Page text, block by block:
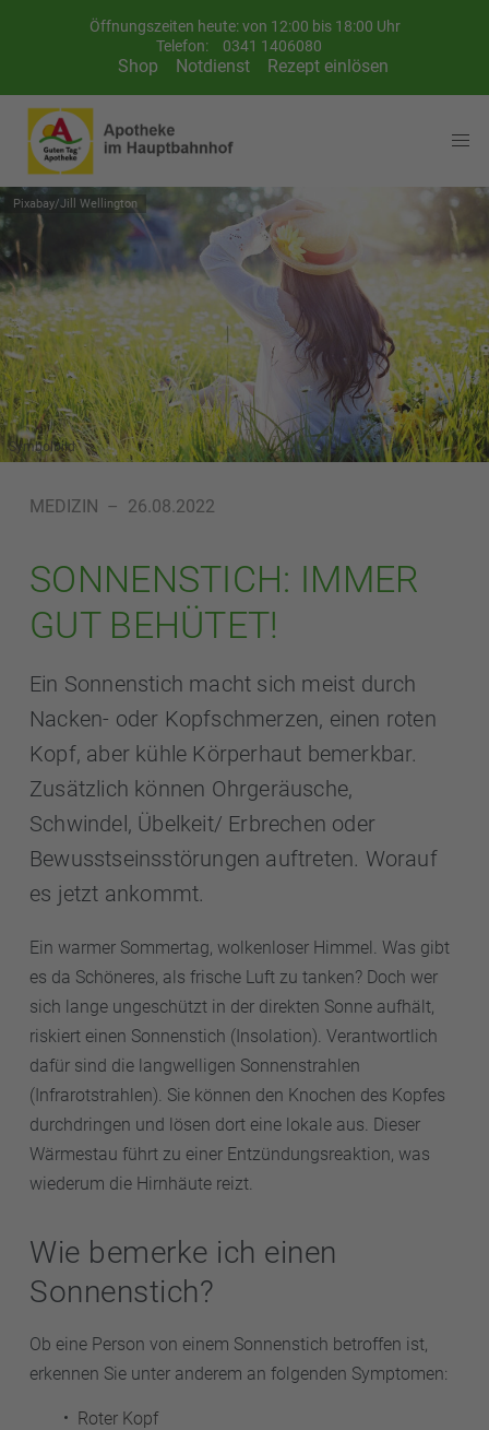
Öffnungszeiten heute: von 12:00 bis 18:00 Uhr
Telefon:
0341 1406080
Shop Notdienst Rezept einlösen
Pixabay/Jill Wellington
Symbolbild
MEDIZIN – 26.08.2022
SONNENSTICH: IMMER
GUT BEHÜTET!
Ein Sonnenstich macht sich meist durch
Nacken- oder Kopfschmerzen, einen roten
Kopf, aber kühle Körperhaut bemerkbar.
Zusätzlich können Ohrgeräusche,
Schwindel, Übelkeit/ Erbrechen oder
Bewusstseinsstörungen auftreten. Worauf
es jetzt ankommt.
Ein warmer Sommertag, wolkenloser Himmel. Was gibt
es da Schöneres, als frische Luft zu tanken? Doch wer
sich lange ungeschützt in der direkten Sonne aufhält,
riskiert einen Sonnenstich (Insolation). Verantwortlich
dafür sind die langwelligen Sonnenstrahlen
(Infrarotstrahlen). Sie können den Knochen des Kopfes
durchdringen und lösen dort eine lokale aus. Dieser
Wärmestau führt zu einer Entzündungsreaktion, was
wiederum die Hirnhäute reizt.
Wie bemerke ich einen
Sonnenstich?
Ob eine Person von einem Sonnenstich betroffen ist,
erkennen Sie unter anderem an folgenden Symptomen:
Roter Kopf